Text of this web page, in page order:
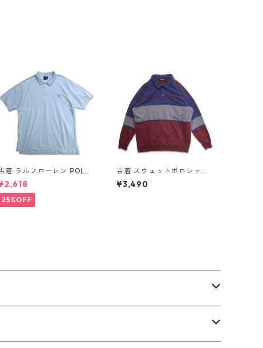
着 ラルフローレン POLO
CO. RALPH LAUREN
半袖 ポロシャツ ワンポイン
ト 鹿の子 ライトブルー 表
：XL gd410383n w608
25%OFF
古着 スウェットポロシャツ
トレーナー ラガーシャツ 長
袖ポロシャツ 裏起毛 表
¥3,490